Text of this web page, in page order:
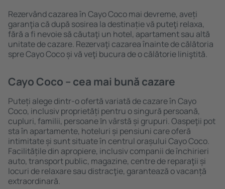
Rezervând cazarea în Cayo Coco mai devreme, aveți
garanţia că după sosirea la destinație vă puteţi relaxa,
fără a fi nevoie să căutaţi un hotel, apartament sau altă
unitate de cazare. Rezervaţi cazarea înainte de călătoria
spre Cayo Coco și vă veţi bucura de o călătorie liniştită.
Cayo Coco – cea mai bună cazare
Puteți alege dintr-o ofertă variată de cazare în Cayo
Coco, inclusiv proprietăți pentru o singură persoană,
cupluri, familii, persoane ȋn vârstă și grupuri. Oaspeţii pot
sta în apartamente, hoteluri și pensiuni care oferă
intimitate și sunt situate în centrul orașului Cayo Coco.
Facilitățile din apropiere, inclusiv companii de închirieri
auto, transport public, magazine, centre de reparaţii și
locuri de relaxare sau distracţie, garantează o vacanță
extraordinară.